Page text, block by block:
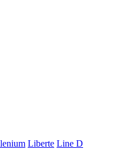
Liberte Line D